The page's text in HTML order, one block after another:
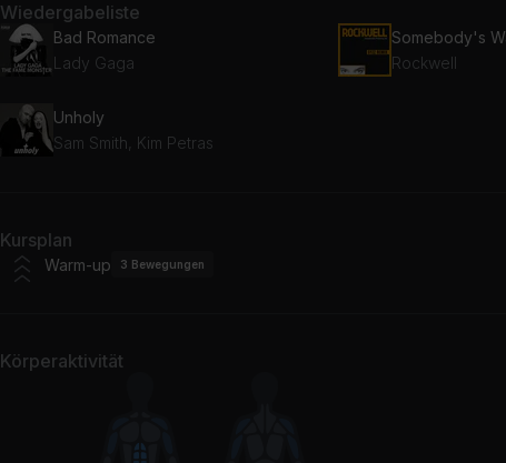
Wiedergabeliste
Bad Romance
Lady Gaga
Rockwell
Unholy
Sam Smith, Kim Petras
Kursplan
Warm-up 3 Bewegungen
Körperaktivität